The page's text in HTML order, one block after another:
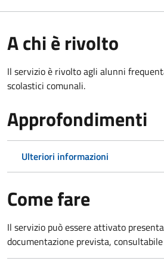
A chi è rivolto
Il servizio è rivolto agli alunni
scolastici comunali.
Approfondimenti
Ulteriori informazioni
Come fare
Il servizio può essere attivato
documentazione prevista,